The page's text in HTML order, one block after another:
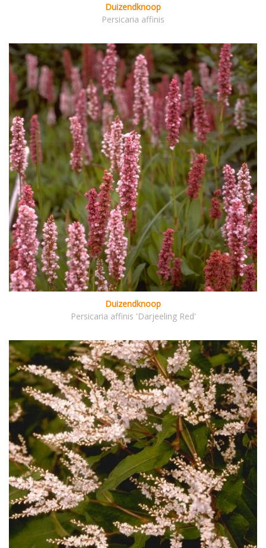
Duizendknoop
Persicaria affinis
Duizendknoop
Persicaria affinis 'Darjeeling Red'